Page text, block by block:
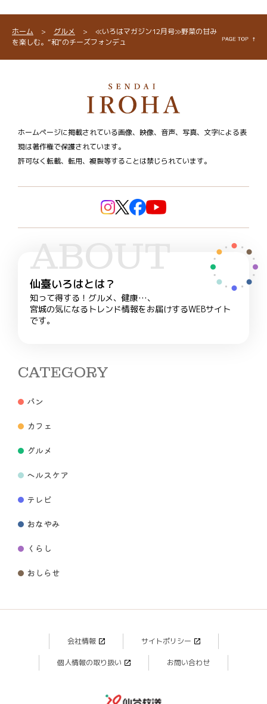
ホーム > グルメ >
≪いろはマガジン12月号≫野菜の甘み
を楽しむ。“和”のチーズフォンデュ
ホームページに掲載されている画像、映像、音声、写真、文字による表
現は著作権で保護されています。
許可なく転載、転用、複製等することは禁じられています。
ABOUT
仙臺いろはとは？
知って得する！グルメ、健康…、
宮城の気になるトレンド情報をお届けするWEBサイト
です。
CATEGORY
パン
カフェ
グルメ
ヘルスケア
テレビ
おなやみ
くらし
おしらせ
会社情報 サイトポリシー
個人情報の取り扱い お問い合わせ